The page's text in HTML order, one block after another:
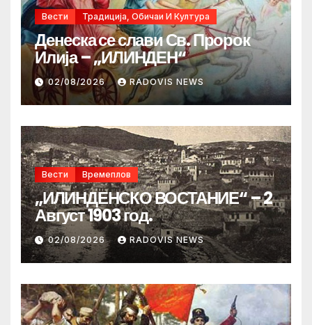
Вести Традиција, Обичаи И Култура
Денеска се слави Св. Пророк
Илија – „ИЛИНДЕН“
02/08/2026 RADOVIS NEWS
Вести Времеплов
„ИЛИНДЕНСКО ВОСТАНИЕ“ – 2
Август 1903 год.
02/08/2026 RADOVIS NEWS